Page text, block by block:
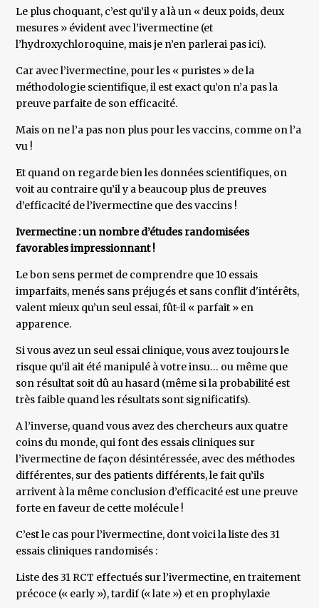
Le plus choquant, c’est qu’il y a là un « deux poids, deux
mesures » évident avec l’ivermectine (et
l’hydroxychloroquine, mais je n’en parlerai pas ici).
Car avec l’ivermectine, pour les « puristes » de la
méthodologie scientifique, il est exact qu’on n’a pas la
preuve parfaite de son efficacité.
Mais on ne l’a pas non plus pour les vaccins, comme on l’a
vu !
Et quand on regarde bien les données scientifiques, on
voit au contraire qu’il y a beaucoup plus de preuves
d’efficacité de l’ivermectine que des vaccins !
Ivermectine : un nombre d’études randomisées
favorables impressionnant !
Le bon sens permet de comprendre que 10 essais
imparfaits, menés sans préjugés et sans conflit d'intérêts,
valent mieux qu’un seul essai, fût-il « parfait » en
apparence.
Si vous avez un seul essai clinique, vous avez toujours le
risque qu’il ait été manipulé à votre insu… ou même que
son résultat soit dû au hasard (même si la probabilité est
très faible quand les résultats sont significatifs).
A l’inverse, quand vous avez des chercheurs aux quatre
coins du monde, qui font des essais cliniques sur
l’ivermectine de façon désintéressée, avec des méthodes
différentes, sur des patients différents, le fait qu’ils
arrivent à la même conclusion d’efficacité est une preuve
forte en faveur de cette molécule !
C’est le cas pour l’ivermectine, dont voici la liste des 31
essais cliniques randomisés :
Liste des 31 RCT effectués sur l’ivermectine, en traitement
précoce (« early »), tardif (« late ») et en prophylaxie